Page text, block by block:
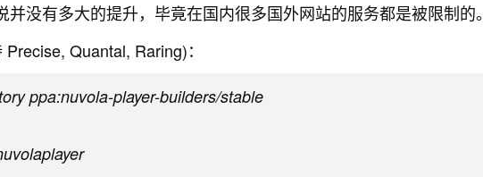
没有多大的提升，毕竟在国内很多国外网站的服务都是被限制的。
Quantal, Raring)：
ppa:nuvola-player-builders/stable